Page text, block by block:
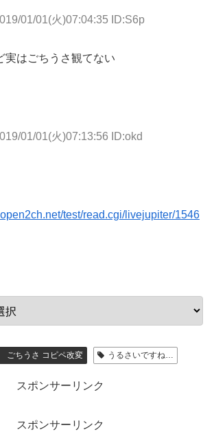
01/01(火)07:04:35 ID:S6p
実はごちうさ観てない
01/01(火)07:13:56 ID:okd
test/read.cgi/livejupiter/1546
ちうさ コピペ改変 うるさいですね…
スポンサーリンク
スポンサーリンク